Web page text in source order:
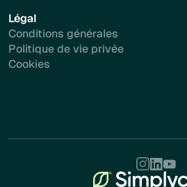
Légal
Conditions générales
Politique de vie privée
Cookies